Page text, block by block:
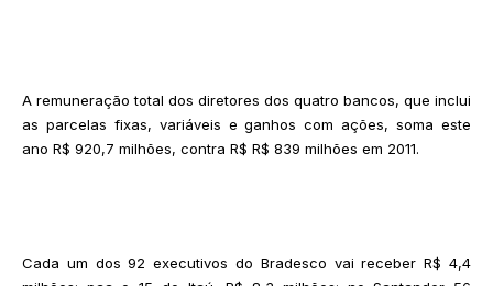
A remuneração total dos diretores dos quatro bancos, que inclui
as parcelas fixas, variáveis e ganhos com ações, soma este
ano R$ 920,7 milhões, contra R$ R$ 839 milhões em 2011.
Cada um dos 92 executivos do Bradesco vai receber R$ 4,4